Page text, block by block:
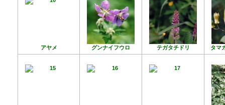
アヤメ グンナイフウロ テガタチドリ タマ